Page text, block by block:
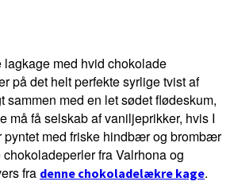
med hvid chokolade
på det helt perfekte syrlige tvist af
sammen med en let sødet flødeskum,
må få selskab af vaniljeprikker, hvis I
pyntet med friske hindbær og brombær
fra Valrhona og
fra denne chokoladelækre kage.